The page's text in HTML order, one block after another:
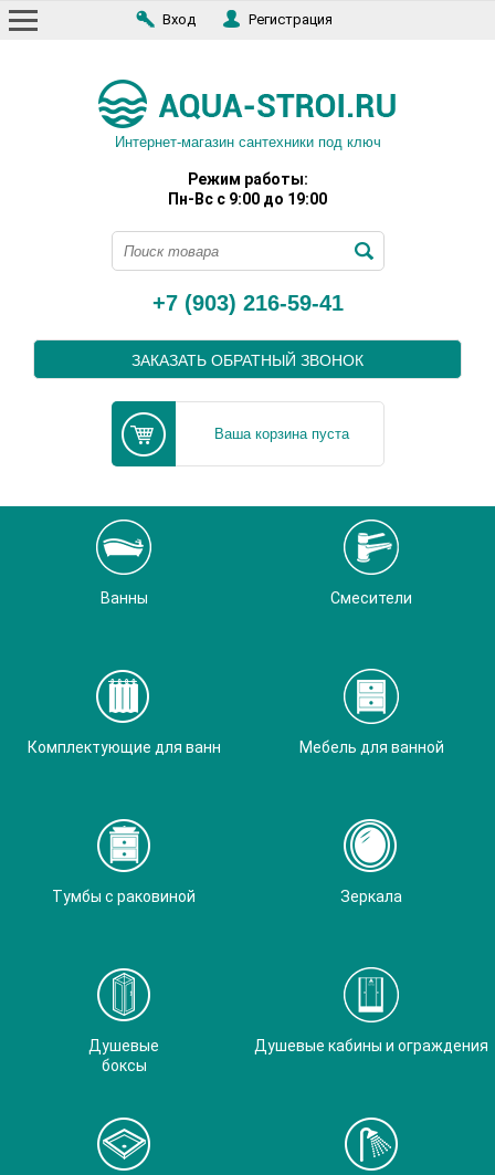
Вход Регистрация
Интернет-магазин сантехники под ключ
Режим работы:
Пн-Вс с 9:00 до 19:00
+7 (903) 216-59-41
ЗАКАЗАТЬ ОБРАТНЫЙ ЗВОНОК
Ваша корзина пуста
Ванны Смесители
Комплектующие для ванн Мебель для ванной
Тумбы с раковиной Зеркала
Душевые
боксы
Душевые кабины и ограждения